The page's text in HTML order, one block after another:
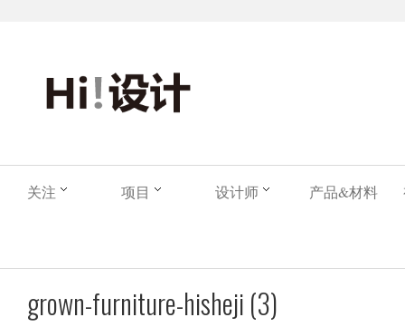
关注 项目 设计师 产品&材料
grown-furniture-hisheji (3)